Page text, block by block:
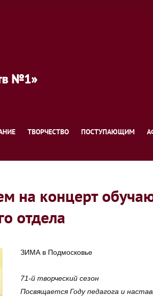
ТВОРЧЕСТВО ПОСТУПАЮЩИМ
на концерт
отдела
ЗИМА в Подмосковье
71-й творческий сезон
Посвящается Году педагога и